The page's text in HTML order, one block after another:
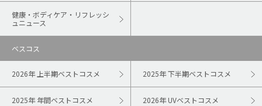
健康・ボディケア・リフレッシ
ュニュース
ベスコス
2026年 上半期ベストコスメ 2025年 下半期ベストコスメ
2025年 年間ベストコスメ 2026年 UVベストコスメ